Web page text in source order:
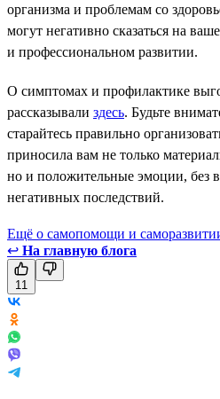
организма и проблемам со
могут негативно сказаться на
и профессиональном развитии.
О симптомах и профилактике
рассказывали здесь. Будьте
старайтесь правильно
приносила вам не только
но и положительные эмоции, без
негативных последствий.
Ещё о самопомощи и
↩ На главную блога
11